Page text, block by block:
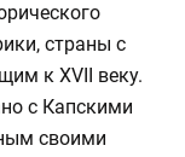
страны с
к XVII веку.
с Капскими
своими